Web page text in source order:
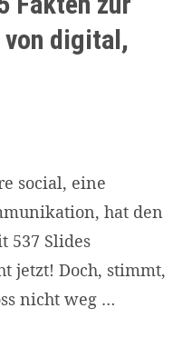
von digital,
social, eine
hat den
537 Slides
jetzt! Doch, stimmt,
nicht weg …